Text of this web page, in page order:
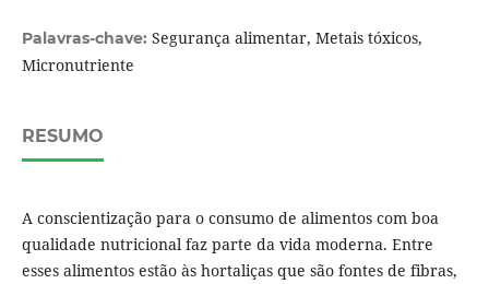
Palavras-chave: Segurança alimentar, Metais tóxicos,
Micronutriente
RESUMO
A conscientização para o consumo de alimentos com boa
qualidade nutricional faz parte da vida moderna. Entre
esses alimentos estão às hortaliças que são fontes de fibras,